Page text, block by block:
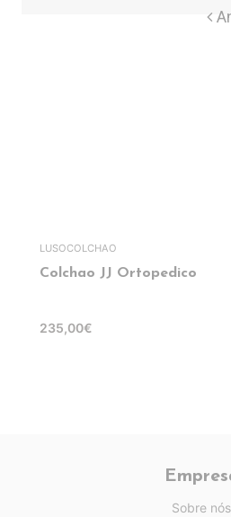
LUSOCOLCHAO
Colchao JJ Ortopedico
235,00€
Sobre nós